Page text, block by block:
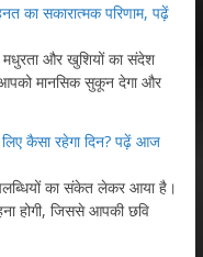
का सकारात्मक परिणाम, पढ़ें
मधुरता और खुशियों का संदेश
मानसिक सुकून देगा और
कैसा रहेगा दिन? पढ़ें आज
का संकेत लेकर आया है।
होगी, जिससे आपकी छवि